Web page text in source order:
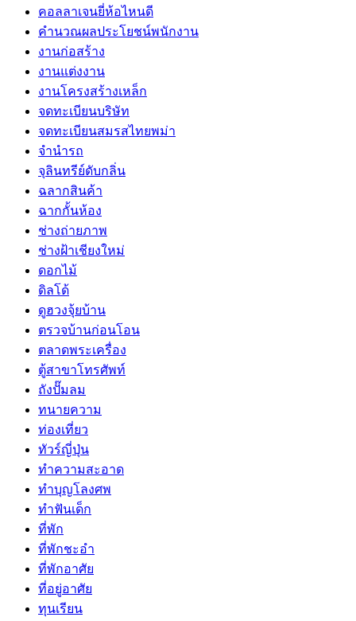
คอลลาเจนยี่ห้อไหนดี
คำนวณผลประโยชน์พนักงาน
งานก่อสร้าง
งานแต่งงาน
งานโครงสร้างเหล็ก
จดทะเบียนบริษัท
จดทะเบียนสมรสไทยพม่า
จำนำรถ
จุลินทรีย์ดับกลิ่น
ฉลากสินค้า
ฉากกั้นห้อง
ช่างถ่ายภาพ
ช่างฝ้าเชียงใหม่
ดอกไม้
ดิลโด้
ดูฮวงจุ้ยบ้าน
ตรวจบ้านก่อนโอน
ตลาดพระเครื่อง
ตู้สาขาโทรศัพท์
ถังปั๊มลม
ทนายความ
ท่องเที่ยว
ทัวร์ญี่ปุ่น
ทำความสะอาด
ทำบุญโลงศพ
ทำฟันเด็ก
ที่พัก
ที่พักชะอำ
ที่พักอาศัย
ที่อยู่อาศัย
ทุนเรียน